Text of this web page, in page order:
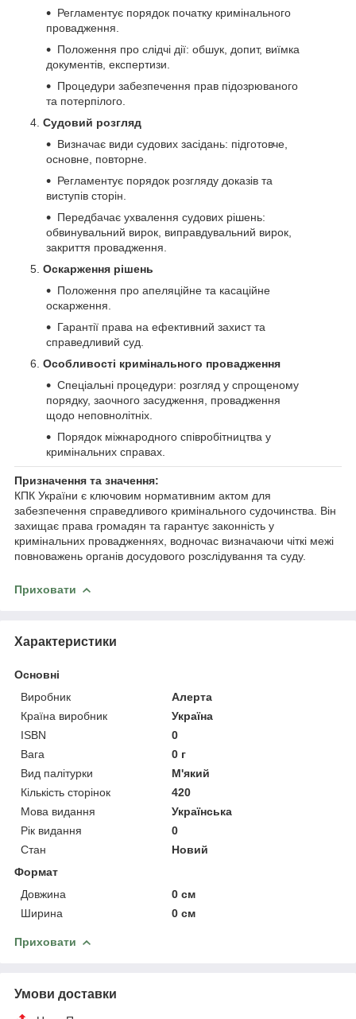
Регламентує порядок початку кримінального
провадження.
Положення про слідчі дії: обшук, допит, виїмка
документів, експертизи.
Процедури забезпечення прав підозрюваного
та потерпілого.
Судовий розгляд
Визначає види судових засідань: підготовче,
основне, повторне.
Регламентує порядок розгляду доказів та
виступів сторін.
Передбачає ухвалення судових рішень:
обвинувальний вирок, виправдувальний вирок,
закриття провадження.
Оскарження рішень
Положення про апеляційне та касаційне
оскарження.
Гарантії права на ефективний захист та
справедливий суд.
Особливості кримінального провадження
Спеціальні процедури: розгляд у спрощеному
порядку, заочного засудження, провадження
щодо неповнолітніх.
Порядок міжнародного співробітництва у
кримінальних справах.
Призначення та значення:
КПК України є ключовим нормативним актом для
забезпечення справедливого кримінального судочинства. Він
захищає права громадян та гарантує законність у
кримінальних провадженнях, водночас визначаючи чіткі межі
повноважень органів досудового розслідування та суду.
Приховати
Характеристики
Основні
Виробник
Алерта
Країна виробник
Україна
ISBN
0
Вага
0 г
Вид палітурки
М'який
Кількість сторінок
420
Мова видання
Українська
Рік видання
0
Стан
Новий
Формат
Довжина
0 см
Ширина
0 см
Приховати
Умови доставки